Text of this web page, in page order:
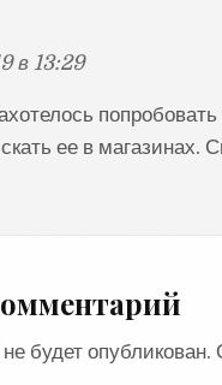
в 13:29
ее в магазинах.
будет опубликован.